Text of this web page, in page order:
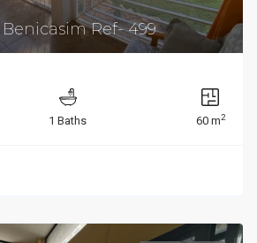
Ref- 499
1 Baths 60 m2